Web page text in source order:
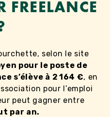
FREELANCE
selon le site
pour le poste de
s’élève à 2 164 €, en
pour l’emploi
peut gagner entre
par an.